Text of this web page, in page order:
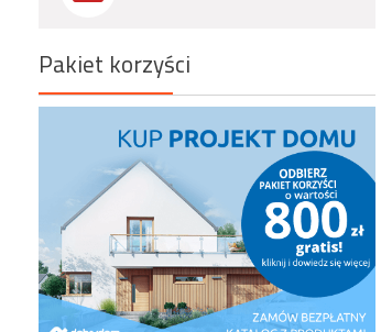
Pakiet korzyści